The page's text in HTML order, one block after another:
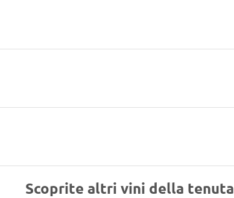
Scoprite altri vini della tenuta